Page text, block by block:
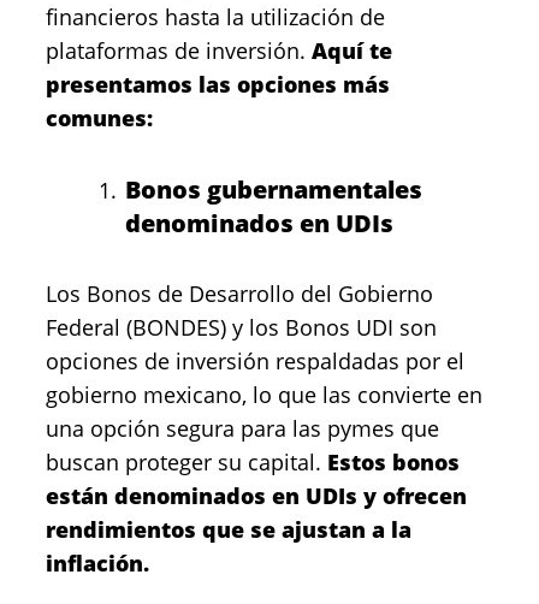
financieros hasta la utilización de
plataformas de inversión. Aquí te
presentamos las opciones más
comunes:
Bonos gubernamentales
denominados en UDIs
Los Bonos de Desarrollo del Gobierno
Federal (BONDES) y los Bonos UDI son
opciones de inversión respaldadas por el
gobierno mexicano, lo que las convierte en
una opción segura para las pymes que
buscan proteger su capital. Estos bonos
están denominados en UDIs y ofrecen
rendimientos que se ajustan a la
inflación.